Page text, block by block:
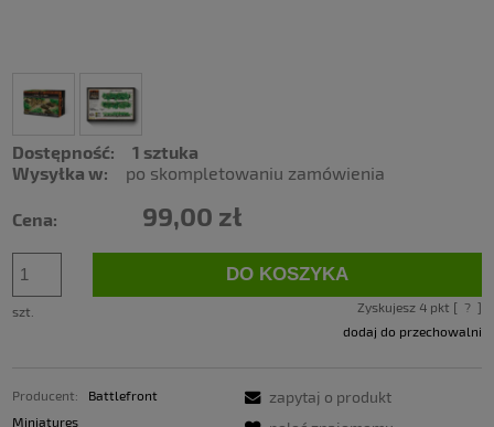
Dostępność:
1 sztuka
Wysyłka w:
po skompletowaniu zamówienia
Cena: 99,00 zł
szt.
DO KOSZYKA
Zyskujesz 4pkt [ ? ]
dodaj do przechowalni
Producent:
Battlefront
Miniatures
zapytaj o produkt